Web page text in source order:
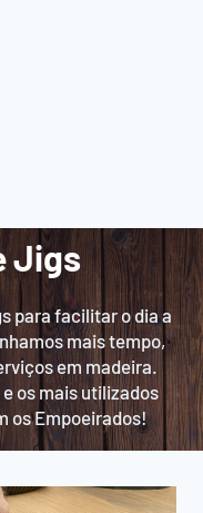
Jigs
para facilitar o dia a
mais tempo,
em madeira.
os mais utilizados
os Empoeirados!